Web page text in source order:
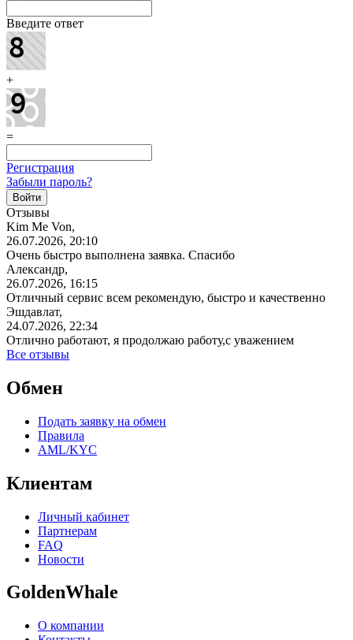
Введите ответ
+
=
Регистрация
Забыли пароль?
Отзывы
Kim Me Von,
26.07.2026, 20:10
Очень быстро выполнена заявка. Спасибо
Александр,
26.07.2026, 16:15
Отличный сервис всем рекомендую, быстро и качественно
Эшдавлат,
24.07.2026, 22:34
Отлично работают, я продолжаю работу,с уважением
Все отзывы
Обмен
Подать заявку на обмен
Правила
AML/KYC
Клиентам
Личный кабинет
Партнерам
FAQ
Новости
GoldenWhale
О компании